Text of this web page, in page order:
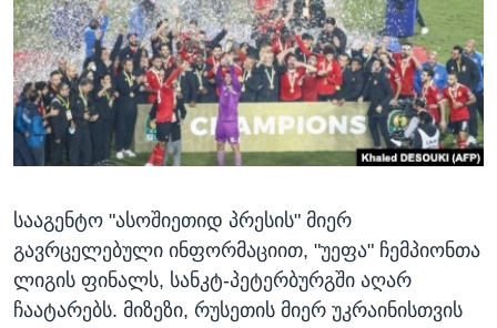
ᲡᲢᲣᲓᲘᲐ ᲕᲐᲨᲘᲜᲒᲢᲝᲜᲘ
ᲔᲙᲝᲜᲝᲛᲘᲙᲐ
ᲯᲐᲜᲛᲠᲗᲔᲚᲝᲑᲐ
ᲛᲔᲪᲜᲘᲔᲠᲔᲑᲐ
ᲘᲜᲢᲔᲠᲕᲘᲣ
ᲒᲐᲚᲘᲚᲔᲝ
ᲓᲔᲖᲘᲜᲤᲝᲠᲛᲐᲪᲘᲐ
Learning English
ᲗᲕᲐᲚᲘ ᲒᲕᲐᲓᲔᲕᲜᲔᲗ
სააგენტო "ასოშიეთიდ პრესის" მიერ
გავრცელებული ინფორმაციით, "უეფა" ჩემპიონთა
ლიგის ფინალს, სანკტ-პეტერბურგში აღარ
ჩაატარებს. მიზეზი, რუსეთის მიერ უკრაინისთვის